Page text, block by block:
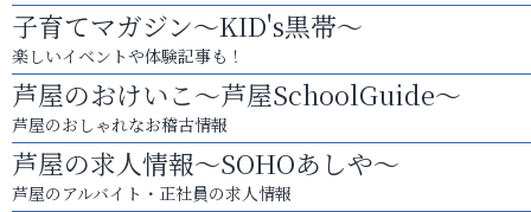
子育てマガジン～KID's黒帯～
楽しいイベントや体験記事も！
芦屋のおけいこ～芦屋SchoolGuide～
芦屋のおしゃれなお稽古情報
芦屋の求人情報～SOHOあしや～
芦屋のアルバイト・正社員の求人情報